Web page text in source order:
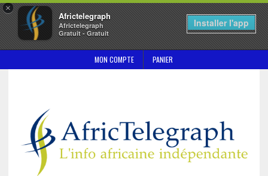
×
Africtelegraph
Africtelegraph
Gratuit - Gratuit
Installer l'app
MON COMPTE PANIER